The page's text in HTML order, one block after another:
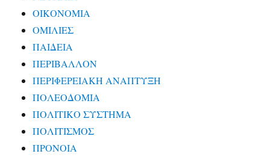
ΟΙΚΟΝΟΜΙΑ
ΟΜΙΛΙΕΣ
ΠΑΙΔΕΙΑ
ΠΕΡΙΒΑΛΛΟΝ
ΠΕΡΙΦΕΡΕΙΑΚΗ ΑΝΑΠΤΥΞΗ
ΠΟΛΕΟΔΟΜΙΑ
ΠΟΛΙΤΙΚΟ ΣΥΣΤΗΜΑ
ΠΟΛΙΤΙΣΜΟΣ
ΠΡΟΝΟΙΑ